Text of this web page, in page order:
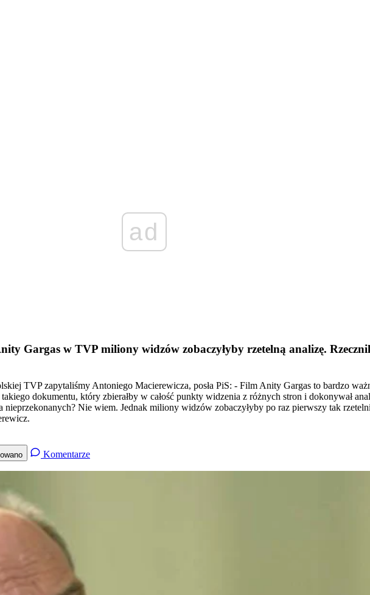
ad
Gargas w TVP miliony widzów zobaczyłyby rzetelną analizę.
TVP zapytaliśmy Antoniego Macierewicza, posła PiS: - Film Anity Gargas to bardzo
dokumentu, który zbierałby w całość punkty widzenia z różnych stron i dokonywał
Nie wiem. Jednak miliony widzów zobaczyłyby po raz pierwszy tak
Komentarze